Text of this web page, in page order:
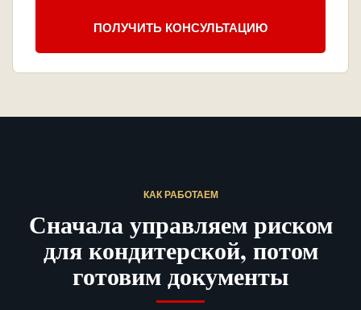
ПОЛУЧИТЬ КОНСУЛЬТАЦИЮ
КАК РАБОТАЕМ
Сначала управляем риском
для кондитерской, потом
готовим документы